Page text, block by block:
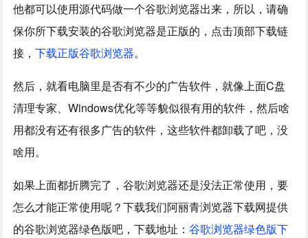
他都可以使用源代码做一个谷歌浏览器出来，所以，请确
保你所下载安装的谷歌浏览器是正版的，点击顶部下载链
接，下载正版谷歌浏览器。
然后，就看电脑里是否有不少的广告软件，就像上面C盘
清理专家、Windows优化等等貌似很有用的软件，然后啥
用都没有还有很多广告的软件，这些软件都卸载了吧，没
啥用。
如果上面都折腾完了，谷歌浏览器还是没法正常使用，要
怎么才能正常使用呢？下载我们阿丽青浏览器下载网提供
的谷歌浏览器绿色版吧，下载地址：谷歌浏览器绿色版下